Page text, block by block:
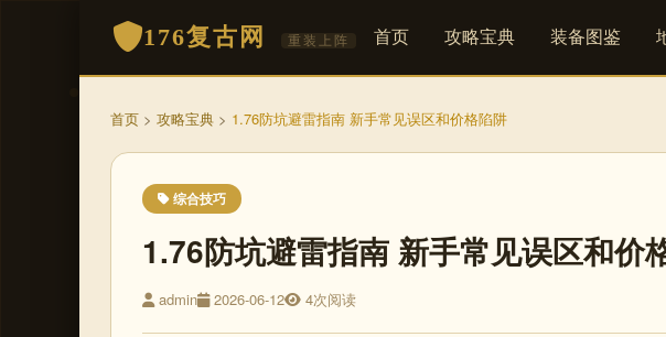
176复古网 重装上阵 首页 攻略宝典 装备图鉴
首页 > 攻略宝典 > 1.76防坑避雷指南 新手常见误区和价格陷阱
综合技巧
1.76防坑避雷指南 新手常见误区和价
admin 2026-06-12 4次阅读